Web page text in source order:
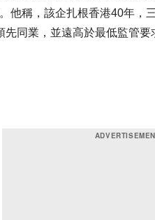
他稱，該企扎根香港40年，
先同業，並遠高於最低監管要